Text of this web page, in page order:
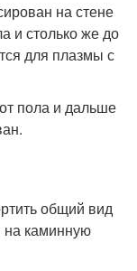
на стене
и столько же до
для плазмы с
пола и дальше
общий вид
каминную